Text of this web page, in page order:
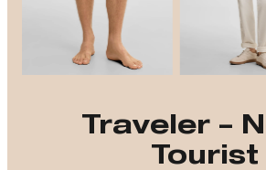
Traveler –
Tourist